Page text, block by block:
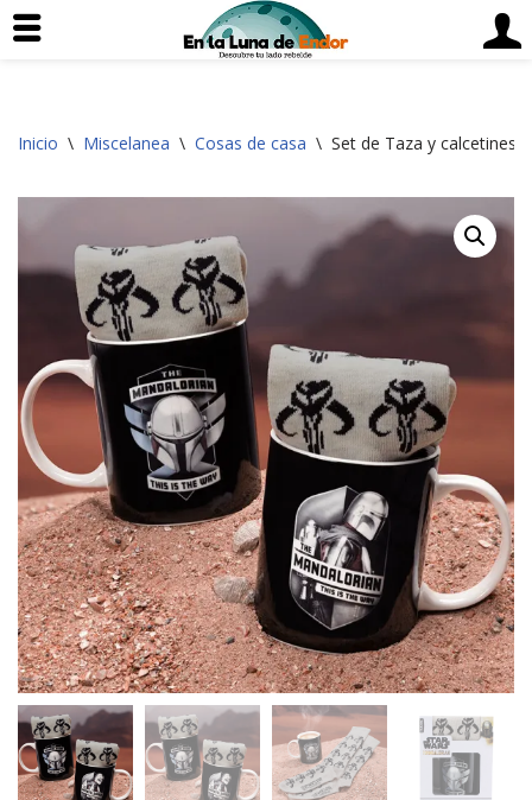
al
Inicio \ Miscelanea \ Cosas de casa \ Set de Taza y calcetines